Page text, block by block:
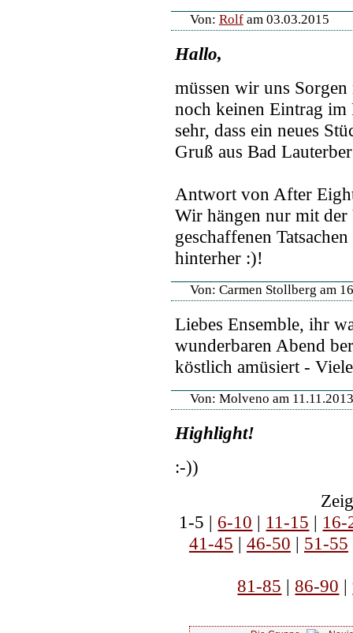
Von: Rolfam 03.03.2015
Hallo,
müssen wir uns Sorgen
noch keinen Eintrag
sehr, dass ein neues
Gruß aus Bad
Antwort von After
Wir hängen nur mit
geschaffenen
hinterher :)!
Von: Carmen Stollberg am
Liebes Ensemble, ihr
wunderbaren Abend
köstlich amüsiert -
Von: Molveno am 11.11.2013
Highlight!
:-))
1-5 | 6-10 | 11-15 | 16-
41-45 | 46-50 | 51-55
81-85 | 86-90 |